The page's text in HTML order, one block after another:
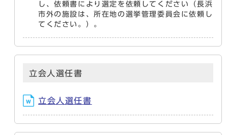
し、依頼書により選定を依頼してください（長浜
市外の施設は、所在地の選挙管理委員会に依頼し
てください。）。
立会人選任書
立会人選任書